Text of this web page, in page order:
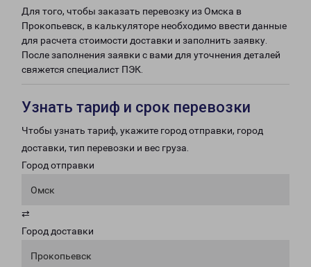
Для того, чтобы заказать перевозку из Омска в
Прокопьевск, в калькуляторе необходимо ввести данные
для расчета стоимости доставки и заполнить заявку.
После заполнения заявки с вами для уточнения деталей
свяжется специалист ПЭК.
Узнать тариф и срок перевозки
Чтобы узнать тариф, укажите город отправки, город
доставки, тип перевозки и вес груза.
Город отправки
Омск
⇄
Город доставки
Прокопьевск